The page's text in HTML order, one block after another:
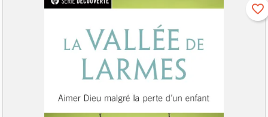
favorite_border